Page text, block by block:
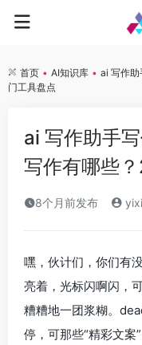
首页 • AI知识库 • ai 写作
门工具盘点
ai 写作助手
写作有哪些
8个月前发布
嘿，伙计们，你们有
亮着，光标闪啊闪，
糟糟地一团浆糊。
停，可那些“精彩文案